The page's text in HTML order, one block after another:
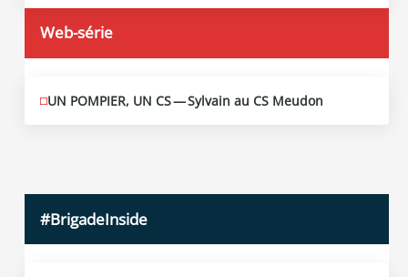
Web-série
MAI
10
UN POMPIER, UN CS — Sylvain au CS Meudon
#BrigadeInside